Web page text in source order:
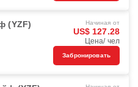
(YZF) Начиная от
US$ 127.28
Цена/ чел
Забронировать